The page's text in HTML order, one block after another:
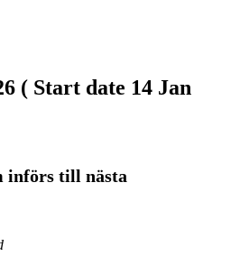
( Start date 14 Jan
införs till nästa